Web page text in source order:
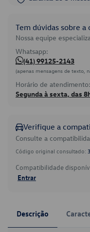
Tem dúvidas sobre
Nossa equipe
Whatsapp:
(41) 99125-2143
(apenas mensagens de texto,
Horário de atendimento:
Segunda à sexta, das
Verifique a
Consulte a
Código original consultado:
Compatibilidade
Entrar
Descrição